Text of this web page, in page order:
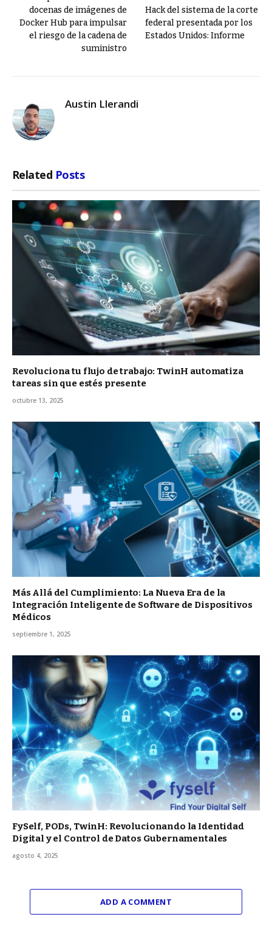
docenas de imágenes de
Docker Hub para impulsar
el riesgo de la cadena de
suministro
Hack del sistema de la corte
federal presentada por los
Estados Unidos: Informe
Austin Llerandi
Related Posts
Revoluciona tu flujo de trabajo: TwinH automatiza
tareas sin que estés presente
octubre 13, 2025
Más Allá del Cumplimiento: La Nueva Era de la
Integración Inteligente de Software de Dispositivos
Médicos
septiembre 1, 2025
FySelf, PODs, TwinH: Revolucionando la Identidad
Digital y el Control de Datos Gubernamentales
agosto 4, 2025
ADD A COMMENT